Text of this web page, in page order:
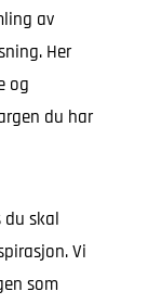
av
Her
og
du har
du skal
Vi
som